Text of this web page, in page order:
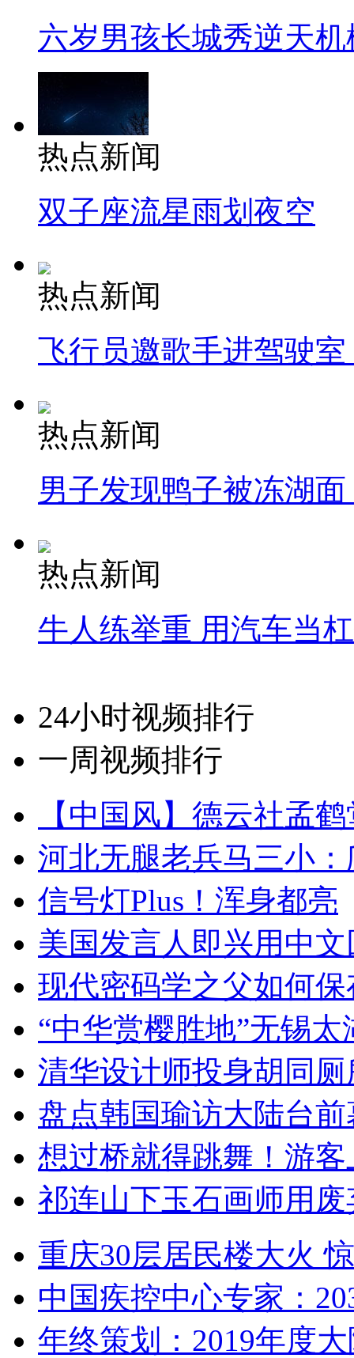
六岁男孩长城秀逆天机
热点新闻
双子座流星雨划夜空
热点新闻
飞行员邀歌手进驾驶
热点新闻
男子发现鸭子被冻湖
热点新闻
牛人练举重 用汽车当
24小时视频排行
一周视频排行
【中国风】德云社孟
河北无腿老兵马三小
信号灯Plus！浑身都亮
美国发言人即兴用中
现代密码学之父如何
“中华赏樱胜地”无锡
清华设计师投身胡同
盘点韩国瑜访大陆台
想过桥就得跳舞！游客
祁连山下玉石画师用
重庆30层居民楼大火
中国疾控中心专家：
年终策划：2019年度